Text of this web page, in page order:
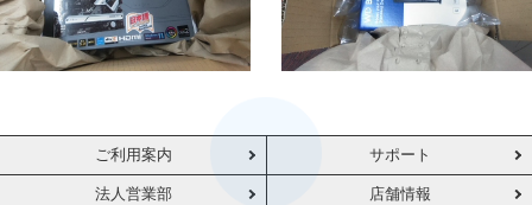
ご利用案内 サポート
法人営業部 店舗情報